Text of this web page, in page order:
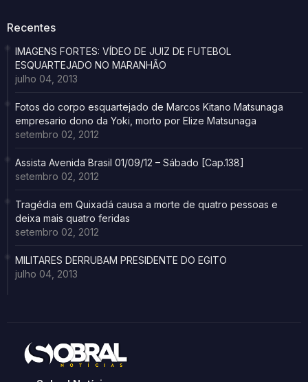
Recentes
IMAGENS FORTES: VÍDEO DE JUIZ DE FUTEBOL
ESQUARTEJADO NO MARANHÃO
julho 04, 2013
Fotos do corpo esquartejado de Marcos Kitano Matsunaga
empresario dono da Yoki, morto por Elize Matsunaga
setembro 02, 2012
Assista Avenida Brasil 01/09/12 – Sábado [Cap.138]
setembro 02, 2012
Tragédia em Quixadá causa a morte de quatro pessoas e
deixa mais quatro feridas
setembro 02, 2012
MILITARES DERRUBAM PRESIDENTE DO EGITO
julho 04, 2013